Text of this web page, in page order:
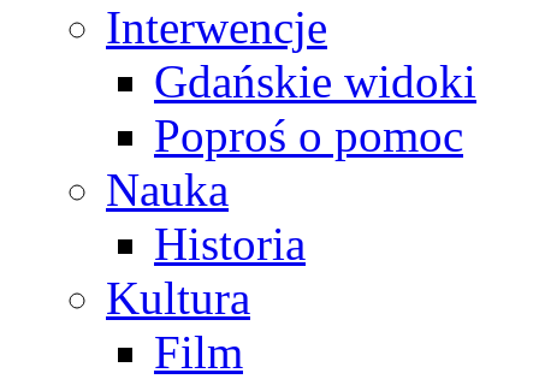
Interwencje
Gdańskie widoki
Poproś o pomoc
Nauka
Historia
Kultura
Film